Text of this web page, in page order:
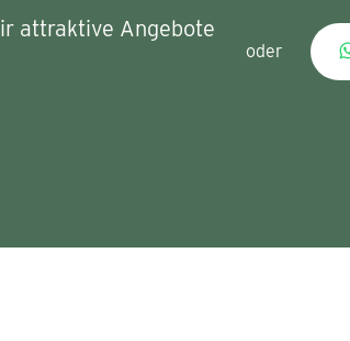
attraktive Angebote
oder